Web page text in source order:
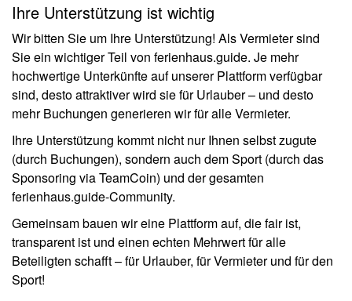
Ihre Unterstützung ist wichtig
Wir bitten Sie um Ihre Unterstützung! Als Vermieter sind
Sie ein wichtiger Teil von ferienhaus.guide. Je mehr
hochwertige Unterkünfte auf unserer Plattform verfügbar
sind, desto attraktiver wird sie für Urlauber – und desto
mehr Buchungen generieren wir für alle Vermieter.
Ihre Unterstützung kommt nicht nur Ihnen selbst zugute
(durch Buchungen), sondern auch dem Sport (durch das
Sponsoring via TeamCoin) und der gesamten
ferienhaus.guide-Community.
Gemeinsam bauen wir eine Plattform auf, die fair ist,
transparent ist und einen echten Mehrwert für alle
Beteiligten schafft – für Urlauber, für Vermieter und für den
Sport!